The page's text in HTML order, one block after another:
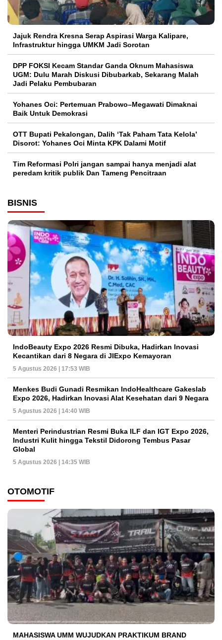
Jajuk Rendra Kresna Serap Aspirasi Warga Kalipare,
Infrastruktur hingga UMKM Jadi Sorotan
DPP FOKSI Kecam Standar Ganda Oknum Mahasiswa
UGM: Dulu Marah Diskusi Dibubarkab, Sekarang Malah
Jadi Pelaku Pembubaran
Yohanes Oci: Pertemuan Prabowo–Megawati Dimaknai
Baik Untuk Demokrasi
OTT Bupati Pekalongan, Dalih ‘Tak Paham Tata Kelola’
Disorot: Yohanes Oci Minta KPK Dalami Motif
Tim Reformasi Polri jangan sampai hanya menjadi alat
peredam kritik publik Dan Tameng Pencitraan
BISNIS
IndoBeauty Expo 2026 Resmi Dibuka, Hadirkan Inovasi
Kecantikan dari 8 Negara di JIExpo Kemayoran
5 Agustus 2026 | 17:53 WIB
Menkes Budi Gunadi Resmikan IndoHealthcare Gakeslab
Expo 2026, Hadirkan Inovasi Alat Kesehatan dari 9 Negara
5 Agustus 2026 | 14:40 WIB
Menteri Perindustrian Resmi Buka ILF dan IGT Expo 2026,
Industri Kulit hingga Tekstil Didorong Tembus Pasar
Global
5 Agustus 2026 | 14:35 WIB
OTOMOTIF
MAHASISWA UMM WUJUDKAN PRAKTIKUM BRAND